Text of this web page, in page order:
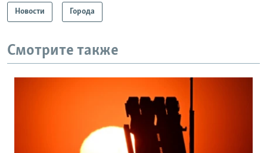
Новости Города
Смотрите также